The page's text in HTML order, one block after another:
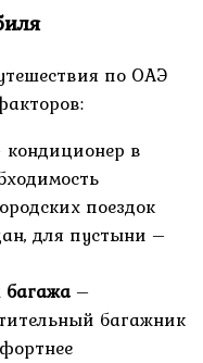
по ОАЭ
кондиционер в
поездок
для пустыни –
багажа–
багажник